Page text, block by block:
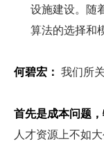
设施建设。随
算法的选择和
何碧宏： 我们所
首先是成本问题，
人才资源上不如